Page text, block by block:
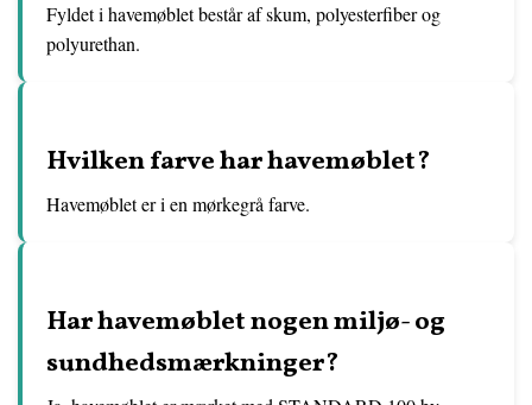
Fyldet i havemøblet består af skum, polyesterfiber og
polyurethan.
Hvilken farve har havemøblet?
Havemøblet er i en mørkegrå farve.
Har havemøblet nogen miljø- og
sundhedsmærkninger?